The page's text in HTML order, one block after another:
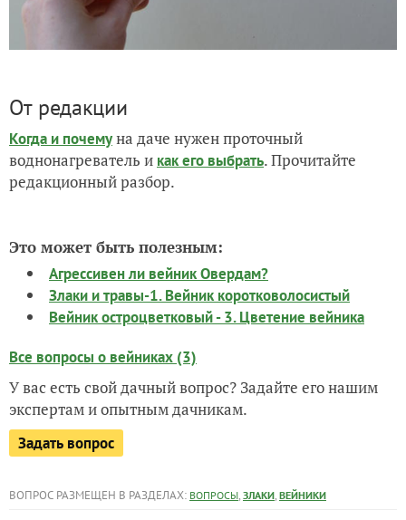
От редакции
Когда и почемуна даче нужен проточный
воднонагреватель и как его выбрать. Прочитайте
редакционный разбор.
Это может быть полезным:
Агрессивен ли вейник Овердам?
Злаки и травы-1. Вейник коротковолосистый
Вейник остроцветковый - 3. Цветение вейника
Все вопросы о вейниках (3)
У вас есть свой дачный вопрос? Задайте его нашим
экспертам и опытным дачникам.
Задать вопрос
ВОПРОС РАЗМЕЩЕН В РАЗДЕЛАХ: ВОПРОСЫ, ЗЛАКИ, ВЕЙНИКИ